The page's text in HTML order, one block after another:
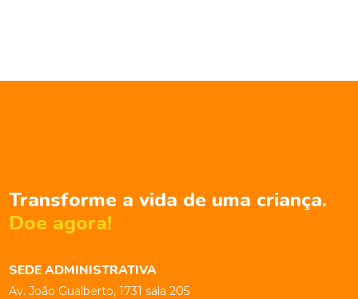
Transforme a vida de uma criança.
Doe agora!
SEDE ADMINISTRATIVA
Av. João Gualberto, 1731 sala 205